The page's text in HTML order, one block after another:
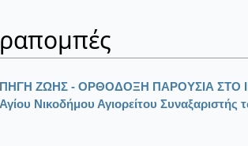
ΠΗΓΗ ΖΩΗΣ - ΟΡΘΟΔΟΞΗ ΠΑΡΟΥΣΙΑ ΣΤΟ
Αγίου Νικοδήμου Αγιορείτου